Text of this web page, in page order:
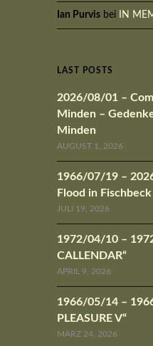
Ian Purvis bei IN
LAST POSTS
2026/08/01 –
Minden –
Minden
AUGUST 1, 2026
1966/07/19 –
Flood in Fischbeck
JULI 19, 2026
1972/04/10 –
CALLENDAR“
APRIL 9, 2026
1966/05/14 –
PLEASURE V“
MÄRZ 24, 2026